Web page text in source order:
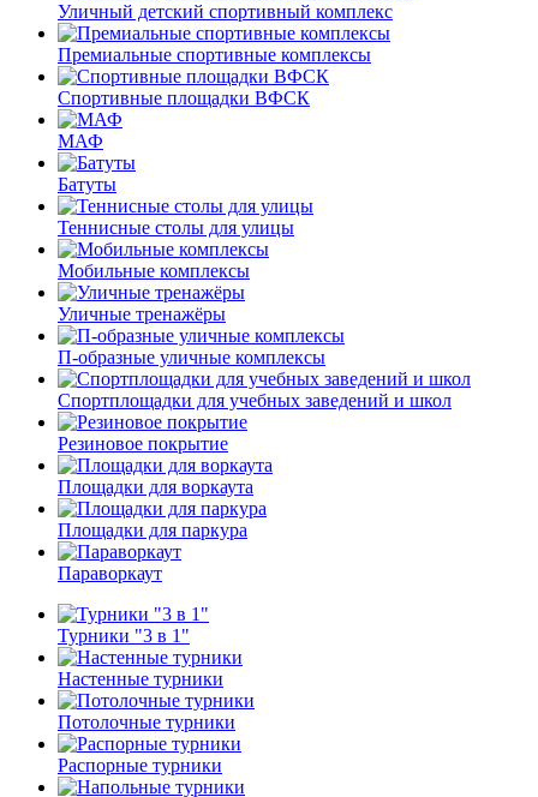
Уличный детский спортивный комплекс
Премиальные спортивные комплексы
Спортивные площадки ВФСК
МАФ
Батуты
Теннисные столы для улицы
Мобильные комплексы
Уличные тренажёры
П-образные уличные комплексы
Спортплощадки для учебных заведений и школ
Резиновое покрытие
Площадки для воркаута
Площадки для паркура
Параворкаут
Турники "3 в 1"
Настенные турники
Потолочные турники
Распорные турники